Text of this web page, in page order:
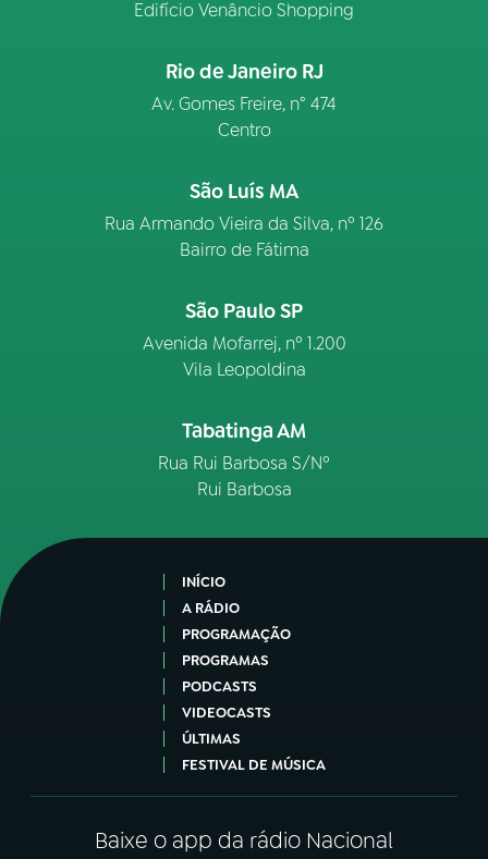
Edifício Venâncio Shopping
Rio de Janeiro RJ
Av. Gomes Freire, n° 474
Centro
São Luís MA
Rua Armando Vieira da Silva, nº 126
Bairro de Fátima
São Paulo SP
Avenida Mofarrej, nº 1.200
Vila Leopoldina
Tabatinga AM
Rua Rui Barbosa S/Nº
Rui Barbosa
INÍCIO
A RÁDIO
PROGRAMAÇÃO
PROGRAMAS
PODCASTS
VIDEOCASTS
ÚLTIMAS
FESTIVAL DE MÚSICA
Baixe o app da rádio Nacional